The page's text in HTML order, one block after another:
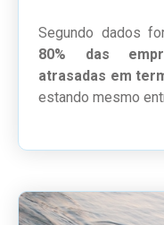
Segundo dados
80% das
atrasadas em
estando mesmo